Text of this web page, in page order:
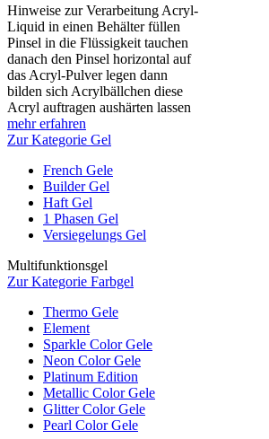
Hinweise zur Verarbeitung Acryl-
Liquid in einen Behälter füllen
Pinsel in die Flüssigkeit tauchen
danach den Pinsel horizontal auf
das Acryl-Pulver legen dann
bilden sich Acrylbällchen diese
Acryl auftragen aushärten lassen
mehr erfahren
Zur Kategorie Gel
French Gele
Builder Gel
Haft Gel
1 Phasen Gel
Versiegelungs Gel
Multifunktionsgel
Zur Kategorie Farbgel
Thermo Gele
Element
Sparkle Color Gele
Neon Color Gele
Platinum Edition
Metallic Color Gele
Glitter Color Gele
Pearl Color Gele